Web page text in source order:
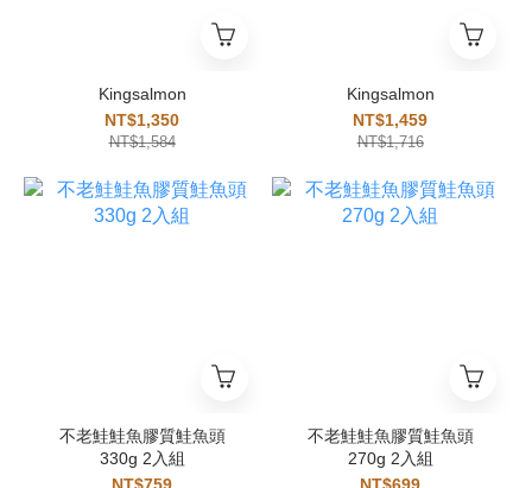
Kingsalmon
NT$1,350
NT$1,584
Kingsalmon
NT$1,459
NT$1,716
不老鮭鮭魚膠質鮭魚頭
330g 2入組
NT$759
不老鮭鮭魚膠質鮭魚頭
270g 2入組
NT$699